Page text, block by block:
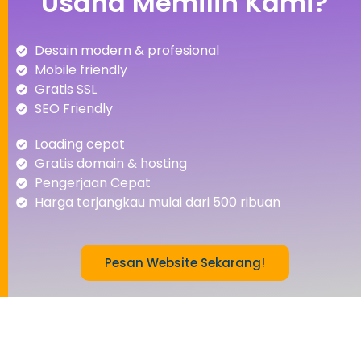
Desain modern & profesional
Mobile friendly
Gratis SSL
SEO Friendly
Loading cepat
Gratis domain & hosting
Pengerjaan Cepat
Harga terjangkau mulai dari 500 ribuan
Pesan Website Sekarang!